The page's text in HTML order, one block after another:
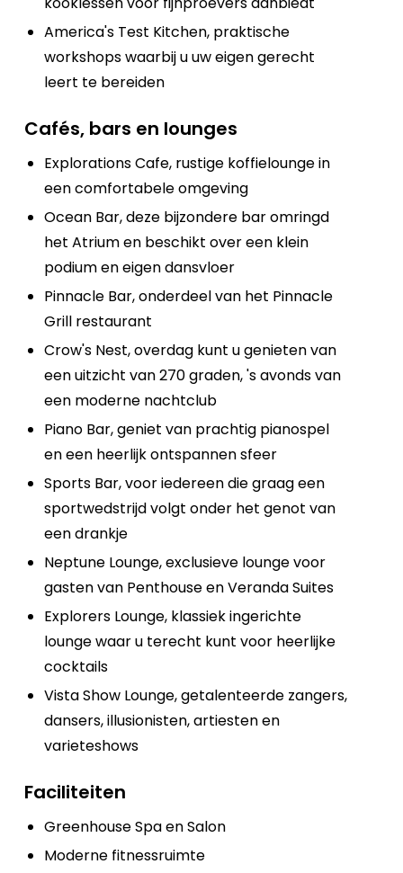
America's Test Kitchen, praktische
workshops waarbij u uw eigen gerecht
leert te bereiden
Cafés, bars en lounges
Explorations Cafe, rustige koffielounge in
een comfortabele omgeving
Ocean Bar, deze bijzondere bar omringd
het Atrium en beschikt over een klein
podium en eigen dansvloer
Pinnacle Bar, onderdeel van het Pinnacle
Grill restaurant
Crow's Nest, overdag kunt u genieten van
een uitzicht van 270 graden, 's avonds van
een moderne nachtclub
Piano Bar, geniet van prachtig pianospel
en een heerlijk ontspannen sfeer
Sports Bar, voor iedereen die graag een
sportwedstrijd volgt onder het genot van
een drankje
Neptune Lounge, exclusieve lounge voor
gasten van Penthouse en Veranda Suites
Explorers Lounge, klassiek ingerichte
lounge waar u terecht kunt voor heerlijke
cocktails
Vista Show Lounge, getalenteerde zangers,
dansers, illusionisten, artiesten en
varieteshows
Faciliteiten
Greenhouse Spa en Salon
Moderne fitnessruimte